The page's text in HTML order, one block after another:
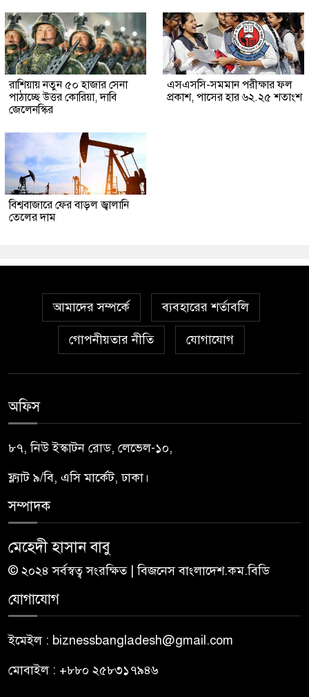
রাশিয়ায় নতুন ৫০ হাজার সেনা
পাঠাচ্ছে উত্তর কোরিয়া, দাবি
জেলেনস্কির
এসএসসি-সমমান পরীক্ষার ফল
প্রকাশ, পাসের হার ৬২.২৫ শতাংশ
বিশ্ববাজারে ফের বাড়ল জ্বালানি
তেলের দাম
আমাদের সম্পর্কে ব্যবহারের শর্তাবলি
গোপনীয়তার নীতি যোগাযোগ
অফিস
৮৭, নিউ ইস্কাটন রোড, লেভেল-১০,
ফ্ল্যাট ৯/বি, এসি মার্কেট, ঢাকা।
সম্পাদক
মেহেদী হাসান বাবু
© ২০২৪ সর্বস্বত্ব সংরক্ষিত | বিজনেস বাংলাদেশ.কম.বিডি
যোগাযোগ
ইমেইল : biznessbangladesh@gmail.com
মোবাইল : +৮৮০ ২৫৮৩১৭৯৪৬